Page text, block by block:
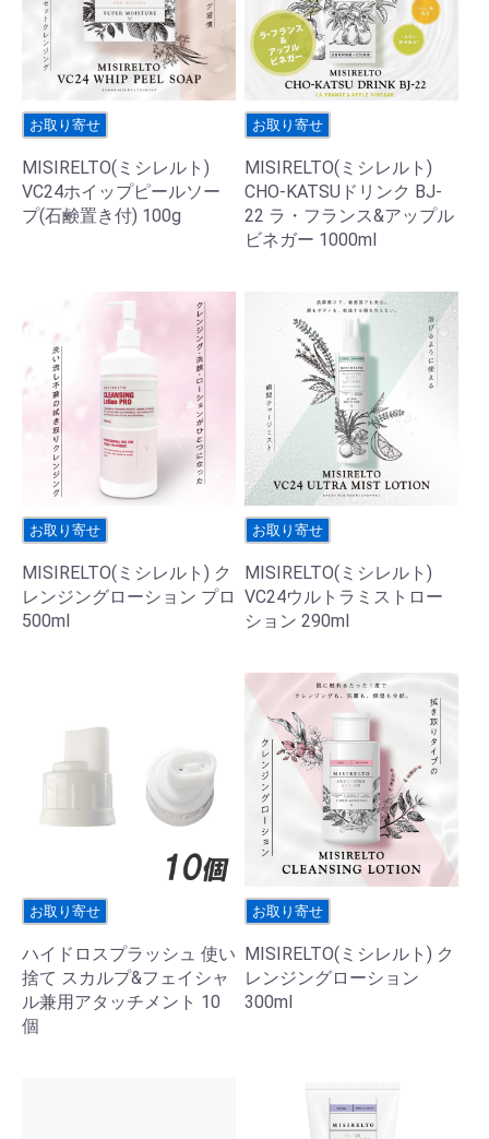
お取り寄せ
MISIRELTO(ミシレルト)
VC24ホイップピールソー
プ(石鹸置き付) 100g
お取り寄せ
MISIRELTO(ミシレルト)
CHO-KATSUドリンク BJ-
22 ラ・フランス&アップル
ビネガー 1000ml
お取り寄せ
MISIRELTO(ミシレルト) ク
レンジングローション プロ
500ml
お取り寄せ
MISIRELTO(ミシレルト)
VC24ウルトラミストロー
ション 290ml
お取り寄せ
ハイドロスプラッシュ 使い
捨て スカルプ&フェイシャ
ル兼用アタッチメント 10
個
お取り寄せ
MISIRELTO(ミシレルト) ク
レンジングローション
300ml